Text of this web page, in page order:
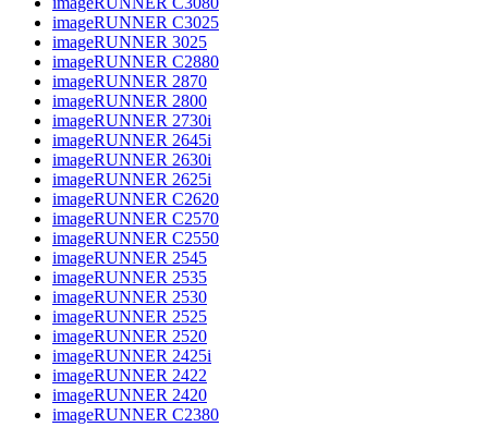
imageRUNNER C3025
imageRUNNER 3025
imageRUNNER C2880
imageRUNNER 2870
imageRUNNER 2800
imageRUNNER 2730i
imageRUNNER 2645i
imageRUNNER 2630i
imageRUNNER 2625i
imageRUNNER C2620
imageRUNNER C2570
imageRUNNER C2550
imageRUNNER 2545
imageRUNNER 2535
imageRUNNER 2530
imageRUNNER 2525
imageRUNNER 2520
imageRUNNER 2425i
imageRUNNER 2422
imageRUNNER 2420
imageRUNNER C2380